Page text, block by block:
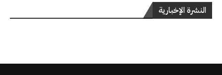
النشرة الإخبارية